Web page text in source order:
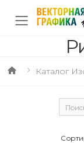
Каталог